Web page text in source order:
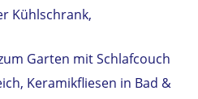
Kühlschrank,
Garten mit Schlafcouch
Keramikfliesen in Bad &